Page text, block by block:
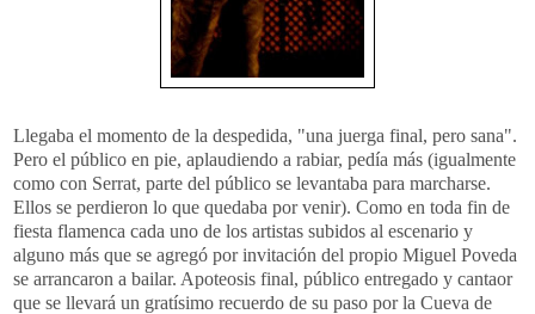
Llegaba el momento de la despedida, "una juerga final, pero sana".
Pero el público en pie, aplaudiendo a rabiar, pedía más (igualmente
como con Serrat, parte del público se levantaba para marcharse.
Ellos se perdieron lo que quedaba por venir). Como en toda fin de
fiesta flamenca cada uno de los artistas subidos al escenario y
alguno más que se agregó por invitación del propio Miguel Poveda
se arrancaron a bailar. Apoteosis final, público entregado y cantaor
que se llevará un gratísimo recuerdo de su paso por la Cueva de